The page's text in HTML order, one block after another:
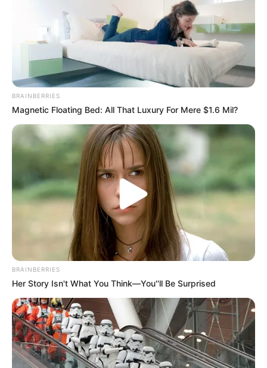
BRAINBERRIES
Magnetic Floating Bed: All That Luxury For Mere $1.6 Mil?
BRAINBERRIES
Her Story Isn't What You Think—You''ll Be Surprised